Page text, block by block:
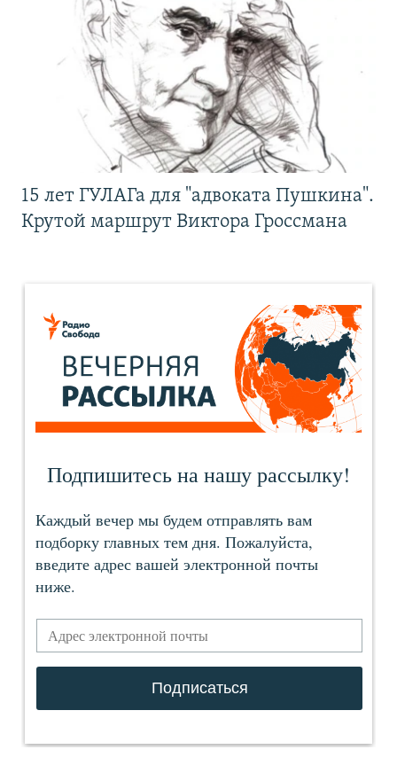
15 лет ГУЛАГа для "адвоката Пушкина".
Крутой маршрут Виктора Гроссмана